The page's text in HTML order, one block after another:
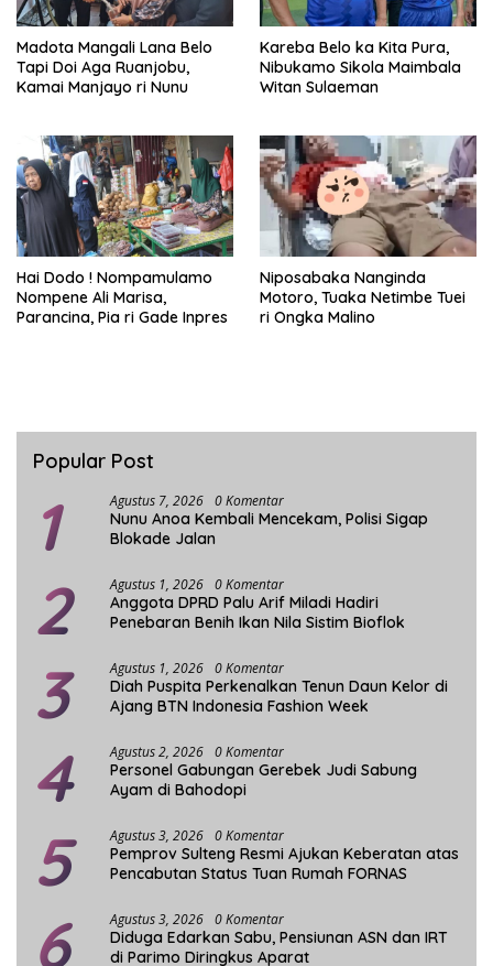
Madota Mangali Lana Belo
Tapi Doi Aga Ruanjobu,
Kamai Manjayo ri Nunu
Kareba Belo ka Kita Pura,
Nibukamo Sikola Maimbala
Witan Sulaeman
Hai Dodo ! Nompamulamo
Nompene Ali Marisa,
Parancina, Pia ri Gade Inpres
Niposabaka Nanginda
Motoro, Tuaka Netimbe Tuei
ri Ongka Malino
Popular Post
1 Agustus 7, 2026 0 Komentar
Nunu Anoa Kembali Mencekam, Polisi Sigap
Blokade Jalan
2 Agustus 1, 2026 0 Komentar
Anggota DPRD Palu Arif Miladi Hadiri
Penebaran Benih Ikan Nila Sistim Bioflok
3 Agustus 1, 2026 0 Komentar
Diah Puspita Perkenalkan Tenun Daun Kelor di
Ajang BTN Indonesia Fashion Week
4 Agustus 2, 2026 0 Komentar
Personel Gabungan Gerebek Judi Sabung
Ayam di Bahodopi
5 Agustus 3, 2026 0 Komentar
Pemprov Sulteng Resmi Ajukan Keberatan atas
Pencabutan Status Tuan Rumah FORNAS
6 Agustus 3, 2026 0 Komentar
Diduga Edarkan Sabu, Pensiunan ASN dan IRT
di Parimo Diringkus Aparat